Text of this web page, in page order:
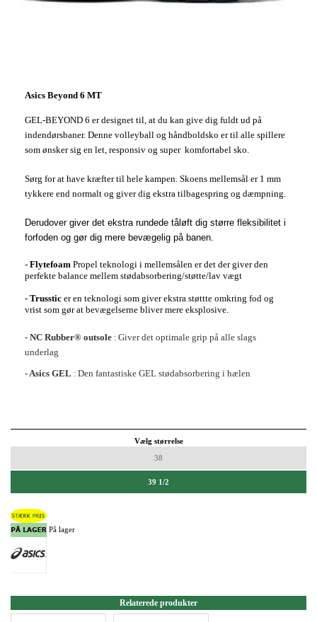
Asics Beyond 6 MT
GEL-BEYOND 6 er designet til, at du kan give dig fuldt ud på
indendørsbaner. Denne volleyball og håndboldsko er til alle spillere
som ønsker sig en let, responsiv og super komfortabel sko.
Sørg for at have kræfter til hele kampen. Skoens mellemsål er 1 mm
tykkere end normalt og giver dig ekstra tilbagespring og dæmpning.
Derudover giver det ekstra rundede tåløft dig større fleksibilitet i
forfoden og gør dig mere bevægelig på banen.
- Flytefoam Propel teknologi i mellemsålen er det der giver den
perfekte balance mellem stødabsorbering/støtte/lav vægt
- Trusstic er en teknologi som giver ekstra støttte omkring fod og
vrist som gør at bevægelserne bliver mere eksplosive.
- NC Rubber® outsole : Giver det optimale grip på alle slags
underlag
- Asics GEL : Den fantastiske GEL stødabsorbering i hælen
Vælg størrelse
38
39 1/2
På lager
Relaterede produkter